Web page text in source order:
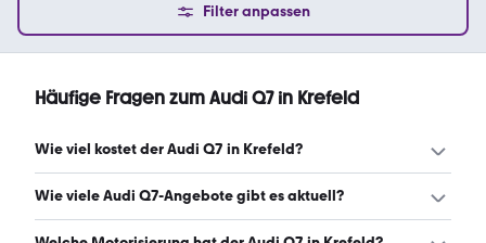
Filter anpassen
Häufige Fragen zum Audi Q7 in Krefeld
Wie viel kostet der Audi Q7 in Krefeld?
Ein guter Preis für einen Audi Q7 in Krefeld liegt zwischen
€ monatlich. (Stand: 7.8.2026)
Wie viele Audi Q7-Angebote gibt es aktuell?
Es gibt insgesamt 93 Audi Q7 bei mobile.de, davon 85